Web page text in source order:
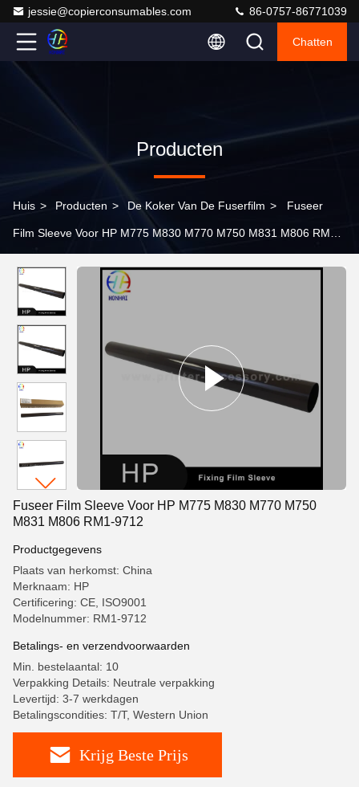
jessie@copierconsumables.com 86-0757-86771039
Chatten
Producten
Huis > Producten > De Koker Van De Fuserfilm > Fuseer
Film Sleeve Voor HP M775 M830 M770 M750 M831 M806 RM1-
Fuseer Film Sleeve Voor HP M775 M830 M770 M750
M831 M806 RM1-9712
Productgegevens
Plaats van herkomst: China
Merknaam: HP
Certificering: CE, ISO9001
Modelnummer: RM1-9712
Betalings- en verzendvoorwaarden
Min. bestelaantal: 10
Verpakking Details: Neutrale verpakking
Levertijd: 3-7 werkdagen
Betalingscondities: T/T, Western Union
Krijg Beste Prijs